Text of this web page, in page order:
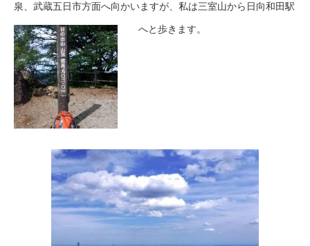
泉、武蔵五日市方面へ向かいますが、私は三室山から日向和田駅
へと歩きます。